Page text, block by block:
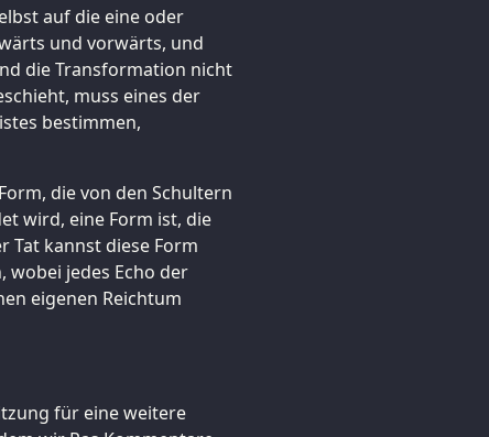
auf die eine oder
und vorwärts, und
die Transformation nicht
muss eines der
bestimmen,
die von den Schultern
wird, eine Form ist, die
Tat kannst diese Form
jedes Echo der
eigenen Reichtum
für eine weitere